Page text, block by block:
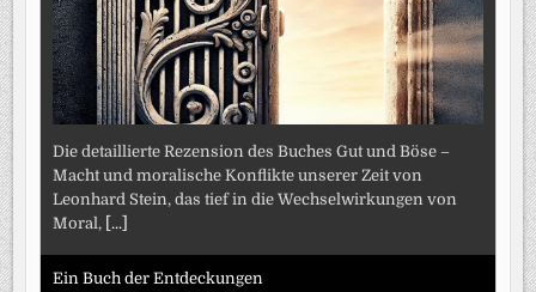
Die detaillierte Rezension des Buches Gut und Böse –
Macht und moralische Konflikte unserer Zeit von
Leonhard Stein, das tief in die Wechselwirkungen von
Moral,
[...]
Ein Buch der Entdeckungen